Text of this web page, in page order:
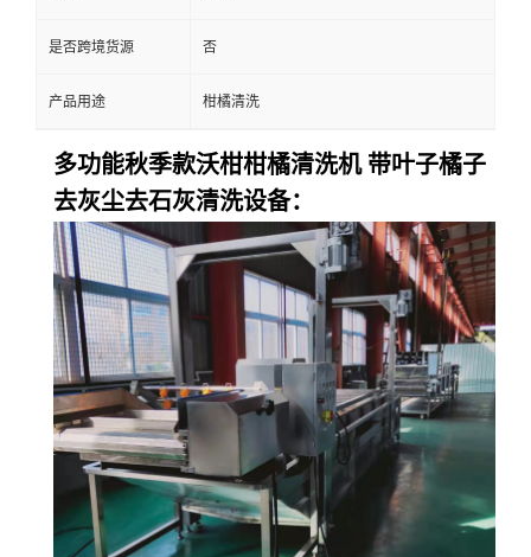
是否跨境货源 否
产品用途 柑橘清洗
多功能秋季款沃柑柑橘清洗机 带叶子橘子
去灰尘去石灰清洗设备：